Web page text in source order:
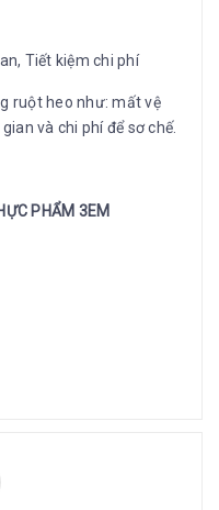
Tiết kiệm chi phí
ruột heo như: mất vệ
và chi phí để sơ chế.
PHẨM 3EM